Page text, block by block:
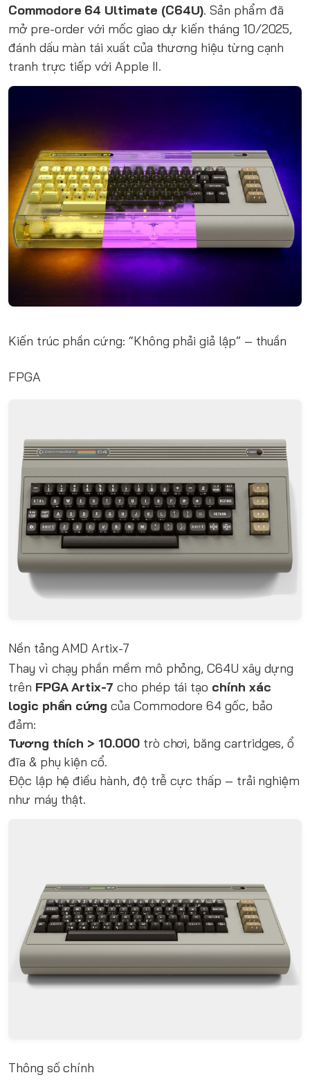
Commodore 64 Ultimate (C64U). Sản phẩm đã
mở pre-order với mốc giao dự kiến tháng 10/2025,
đánh dấu màn tái xuất của thương hiệu từng cạnh
tranh trực tiếp với Apple II.
Kiến trúc phần cứng: “Không phải giả lập” – thuần
FPGA
Nền tảng AMD Artix-7
Thay vì chạy phần mềm mô phỏng, C64U xây dựng
trên FPGA Artix-7 cho phép tái tạo chính xác
logic phần cứng của Commodore 64 gốc, bảo
đảm:
Tương thích > 10.000trò chơi, băng cartridges, ổ
đĩa & phụ kiện cổ.
Độc lập hệ điều hành, độ trễ cực thấp – trải nghiệm
như máy thật.
Thông số chính